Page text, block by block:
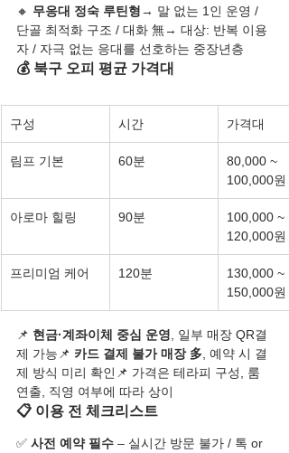
🔸 무응대 정숙 루틴형→ 말 없는 1인 운영 /
단골 최적화 구조 / 대화 無→ 대상: 반복 이용
자 / 자극 없는 응대를 선호하는 중장년층
💰 북구 오피 평균 가격대
구성 시간 가격대
림프 기본 60분
80,000 ~
100,000원
아로마 힐링 90분
100,000 ~
120,000원
프리미엄 케어 120분
130,000 ~
150,000원
📌 현금·계좌이체 중심 운영 , 일부 매장 QR결
제 가능📌 카드 결제 불가 매장 多 , 예약 시 결
제 방식 미리 확인📌 가격은 테라피 구성, 룸
연출, 직영 여부에 따라 상이
📋 이용 전 체크리스트
✅ 사전 예약 필수 – 실시간 방문 불가 / 톡 or